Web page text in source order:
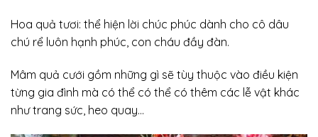
Hoa quả tươi: thể hiện lời chúc phúc dành cho cô dâu
chú rể luôn hạnh phúc, con cháu đầy đàn.
Mâm quả cưới gồm những gì sẽ tùy thuộc vào điều kiện
từng gia đình mà có thể có thể có thêm các lễ vật khác
như trang sức, heo quay…